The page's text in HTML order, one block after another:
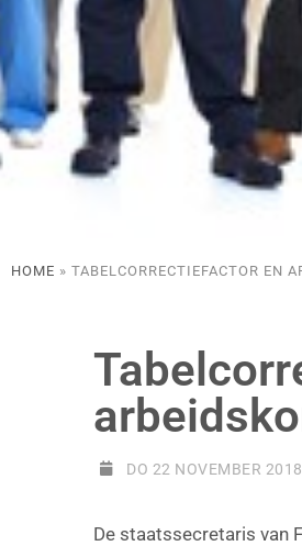
HOME » TABELCORRECTIEFACTOR EN
DO 22 NOVEMBER 2018
De staatssecretaris van